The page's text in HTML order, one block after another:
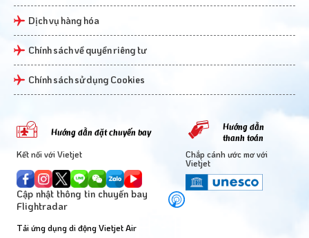
Dịch vụ hàng hóa
Chính sách về quyền riêng tư
Chính sách sử dụng Cookies
Hướng dẫn đặt chuyến bay
Hướng dẫn
thanh toán
Kết nối với Vietjet
Cập nhật thông tin chuyến bay
Flightradar
Chắp cánh ước mơ với
Vietjet
Tải ứng dụng di động Vietjet Air